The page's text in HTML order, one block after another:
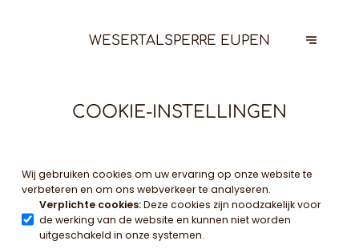
WESERTALSPERRE EUPEN
COOKIE-INSTELLINGEN
Wij gebruiken cookies om uw ervaring op onze website te
verbeteren en om ons webverkeer te analyseren.
Verplichte cookies:Deze cookies zijn noodzakelijk voor
de werking van de website en kunnen niet worden
uitgeschakeld in onze systemen.